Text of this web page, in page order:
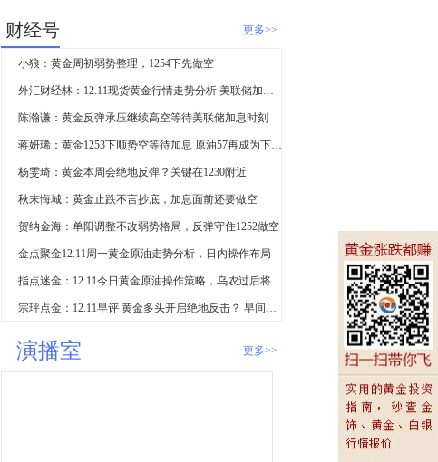
更多>>
财经号
小狼：黄金周初弱势整理，1254下先做空
外汇财经林：12.11现货黄金行情走势分析 美联储加息已铁板
陈瀚谦：黄金反弹承压继续高空等待美联储加息时刻
蒋妍琋：黄金1253下顺势空等待加息 原油57再成为下破关键
杨雯琦：黄金本周会绝地反弹？关键在1230附近
秋末悔城：黄金止跌不言抄底，加息面前还要做空
贺纳金海：单阳调整不改弱势格局，反弹守住1252做空
金点聚金12.11周一黄金原油走势分析，日内操作布局
指点迷金：12.11今日黄金原油操作策略，乌农过后将反弹
宗玶点金：12.11早评 黄金多头开启绝地反击？ 早间策略
演播室 更多>>